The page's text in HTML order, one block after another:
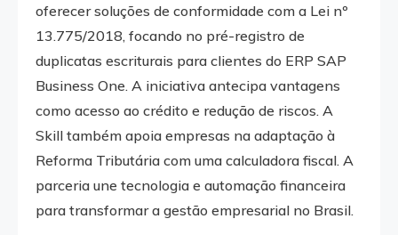
oferecer soluções de conformidade com a Lei nº
13.775/2018, focando no pré-registro de
duplicatas escriturais para clientes do ERP SAP
Business One. A iniciativa antecipa vantagens
como acesso ao crédito e redução de riscos. A
Skill também apoia empresas na adaptação à
Reforma Tributária com uma calculadora fiscal. A
parceria une tecnologia e automação financeira
para transformar a gestão empresarial no Brasil.